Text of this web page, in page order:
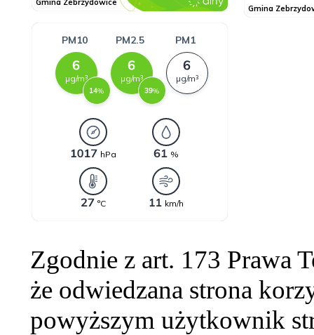
Zgodnie z art. 173 Prawa
że odwiedzana strona
powyższym użytkownik